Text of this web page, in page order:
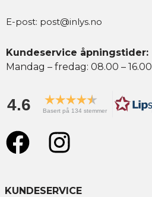
E-post: post@inlys.no
Kundeservice åpningstider:
Mandag – fredag: 08.00 – 16.00
4.6 Basert på 134 stemmer
KUNDESERVICE